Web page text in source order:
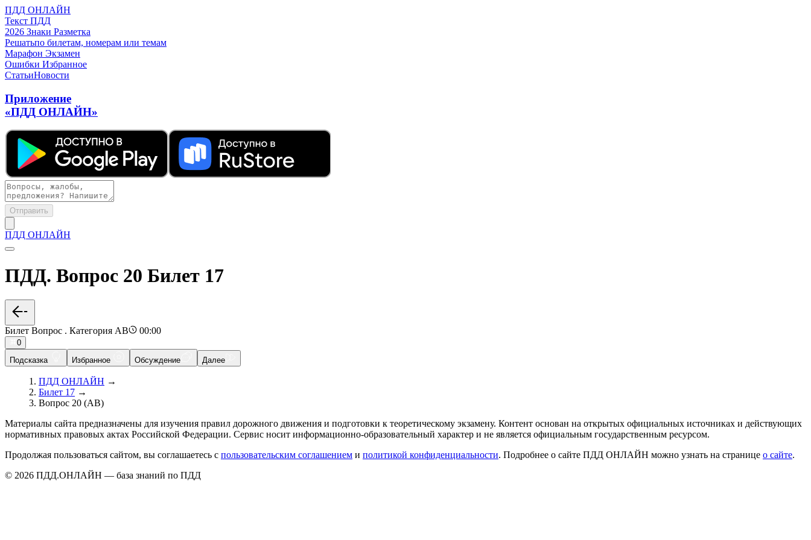
ПДД ОНЛАЙН
Текст ПДД
2026 Знаки Разметка
Решатьпо билетам, номерам или темам
Марафон Экзамен
Ошибки Избранное
СтатьиНовости
Приложение
«ПДД ОНЛАЙН»
Отправить
ПДД ОНЛАЙН
ПДД. Вопрос 20 Билет 17
Билет Вопрос . Категория AB 00:00
0
Подсказка
Избранное Обсуждение Далее
ПДД ОНЛАЙН →
Билет 17 →
Вопрос 20 (AB)
Материалы сайта предназначены для изучения правил дорожного движения и подготовки к теоретическому экзамену. Контент основан на открытых официальных источниках и действующих
нормативных правовых актах Российской Федерации. Сервис носит информационно-образовательный характер и не является официальным государственным ресурсом.
Продолжая пользоваться сайтом, вы соглашаетесь с пользовательским соглашением и политикой конфиденциальности. Подробнее о сайте ПДД ОНЛАЙН можно узнать на странице о сайте.
© 2026 ПДД.ОНЛАЙН — база знаний по ПДД